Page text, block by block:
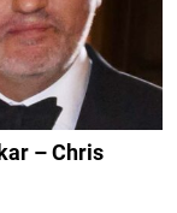
– Chris